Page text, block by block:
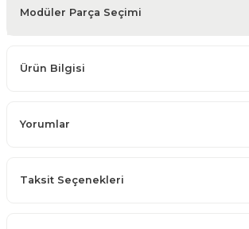
Modüler Parça Seçimi
Ürün Bilgisi
Yorumlar
Taksit Seçenekleri